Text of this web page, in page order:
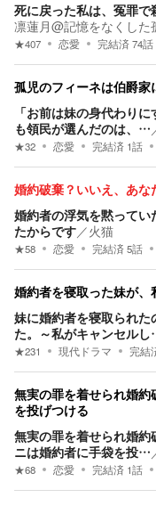
死に戻った私は、冤罪
凛蓮月@記憶をなくした
★407 恋愛 完結済74話
孤児のフィーネは伯爵家
「お前は妹の身代わり
も領民が選んだのは、…
★32 恋愛 完結済 1話
婚約破棄？いいえ、あな
婚約者の浮気を黙って
たからです／火猫
★58 恋愛 完結済5話
婚約者を寝取った妹が、
妹に婚約者を寝取られ
た。～私がキャンセル
★231 現代ドラマ 完結
無実の罪を着せられ婚約
を投げつける
無実の罪を着せられ婚
ニは婚約者に手袋を投…
★68 恋愛 完結済 1話